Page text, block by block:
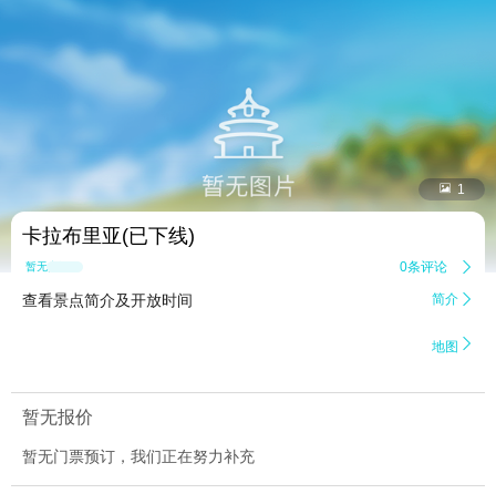
 1
卡拉布里亚(已下线)
暂无点评 0条评论 
查看景点简介及开放时间 简介 
地图 
暂无报价
暂无门票预订，我们正在努力补充